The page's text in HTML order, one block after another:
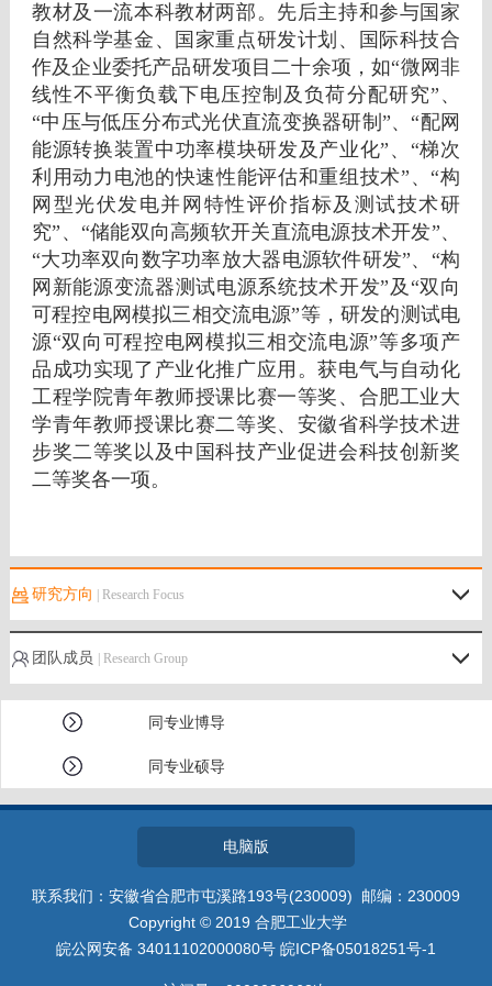
教材及一流本科教材两部。先后主持和参与国家
自然科学基金、国家重点研发计划、国际科技合
作及企业委托产品研发项目二十余项，如“微网非
线性不平衡负载下电压控制及负荷分配研究”、
“中压与低压分布式光伏直流变换器研制”、“配网
能源转换装置中功率模块研发及产业化”、“梯次
利用动力电池的快速性能评估和重组技术”、“构
网型光伏发电并网特性评价指标及测试技术研
究”、“储能双向高频软开关直流电源技术开发”、
“大功率双向数字功率放大器电源软件研发”、“构
网新能源变流器测试电源系统技术开发”及“双向
可程控电网模拟三相交流电源”等，研发的测试电
源“双向可程控电网模拟三相交流电源”等多项产
品成功实现了产业化推广应用。获电气与自动化
工程学院青年教师授课比赛一等奖、合肥工业大
学青年教师授课比赛二等奖、安徽省科学技术进
步奖二等奖以及中国科技产业促进会科技创新奖
二等奖各一项。
研究方向 | Research Focus
团队成员 | Research Group
同专业博导
同专业硕导
电脑版
联系我们：安徽省合肥市屯溪路193号(230009) 邮编：230009
Copyright © 2019 合肥工业大学
皖公网安备 34011102000080号 皖ICP备05018251号-1